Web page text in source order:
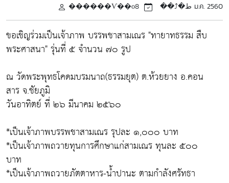
������Ѵ��оط�⤴�� 8 ม.ค. 2560
ขอเชิญร่วมเป็นเจ้าภาพ บรรพชาสามเณร "ทายาทธรรม สืบ
พระศาสนา" รุ่นที่ ๕ จำนวน ๗๐ รูป
ณ วัดพระพุทธโคดมบรมนาถ(ธรรมยุต) ต.ห้วยยาง อ.คอน
สาร จ.ชัยภูมิ
วันอาทิตย์ ที่ ๒๖ มีนาคม ๒๕๖๐
*เป็นเจ้าภาพบรรพชาสามเณร รุปละ ๑,๐๐๐ บาท
*เป็นเจ้าภาพถวายทุนการศึกษาแก่สามเณร ทุนละ ๕๐๐
บาท
*เป็นเจ้าภาพถวายภัตตาหาร-น้ำปานะ ตามกำลังศรัทธา